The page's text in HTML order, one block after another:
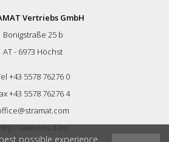
Vertriebs GmbH
Bonigstraße 25 b
AT - 6973 Höchst
+43 5578 76276 0
+43 5578 76276 4
www.rmcd.eu
possible experience,